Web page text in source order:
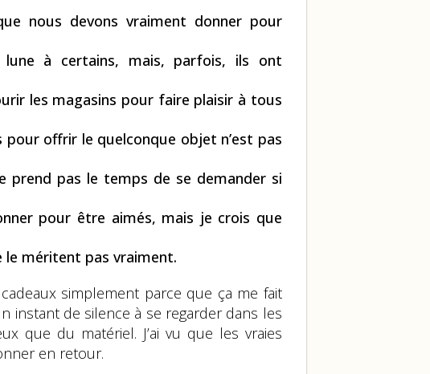
nous devons vraiment donner pour
à certains, mais, parfois, ils ont
les magasins pour faire plaisir à tous
offrir le quelconque objet n’est pas
prend pas le temps de se demander si
pour être aimés, mais je crois que
le méritent pas vraiment.
simplement parce que ça me fait
instant de silence à se regarder dans les
que du matériel. J’ai vu que les vraies
en retour.